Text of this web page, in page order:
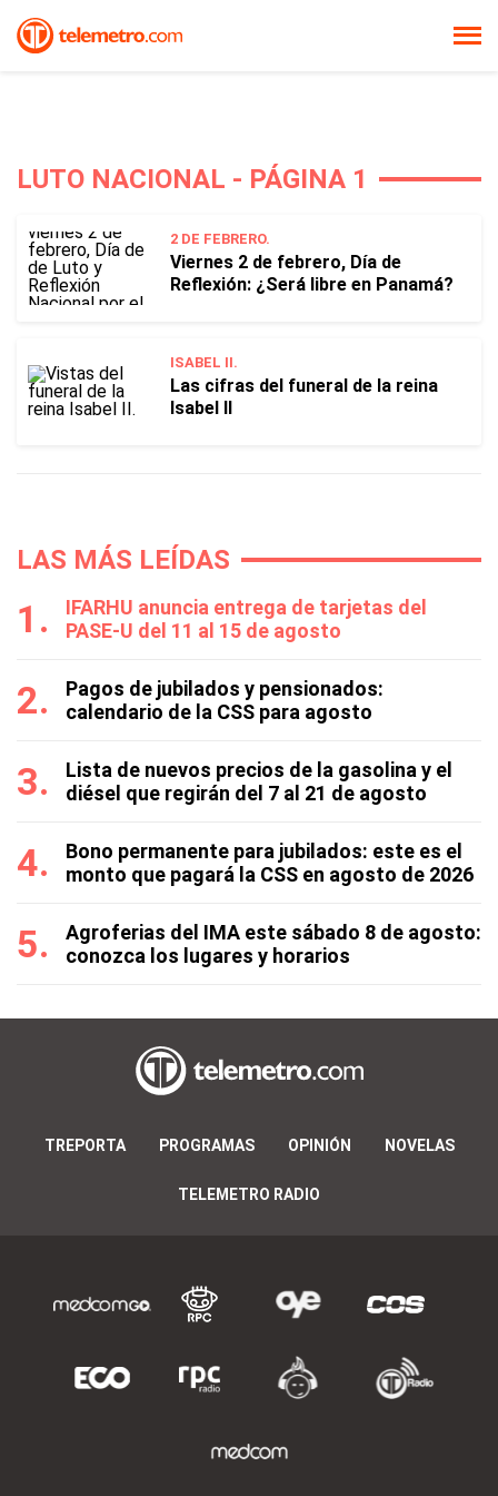
LUTO NACIONAL - PÁGINA 1
2 DE FEBRERO.
Viernes 2 de febrero, Día de
Reflexión: ¿Será libre en Panamá?
ISABEL II.
Las cifras del funeral de la reina
Isabel II
LAS MÁS LEÍDAS
IFARHU anuncia entrega de tarjetas del
PASE-U del 11 al 15 de agosto
Pagos de jubilados y pensionados:
calendario de la CSS para agosto
Lista de nuevos precios de la gasolina y el
diésel que regirán del 7 al 21 de agosto
Bono permanente para jubilados: este es el
monto que pagará la CSS en agosto de 2026
Agroferias del IMA este sábado 8 de agosto:
conozca los lugares y horarios
TREPORTA PROGRAMAS OPINIÓN NOVELAS
TELEMETRO RADIO